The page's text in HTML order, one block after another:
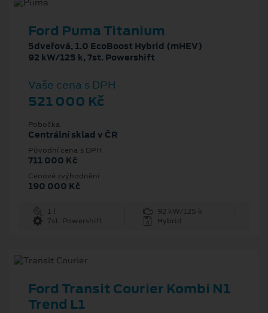
Ford Puma Titanium
5dveřová, 1.0 EcoBoost Hybrid (mHEV)
92 kW/125 k, 7st. Powershift
Vaše cena s DPH
521 000 Kč
Pobočka
Centrální sklad v ČR
Původní cena s DPH
711 000 Kč
Cenové zvýhodnění
190 000 Kč
1 l
92 kW/125 k
7st. Powershift
Hybrid
Ford Transit Courier Kombi N1
Trend L1